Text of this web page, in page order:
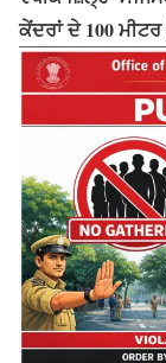
ਕੇਂਦਰਾਂ ਦੇ 100